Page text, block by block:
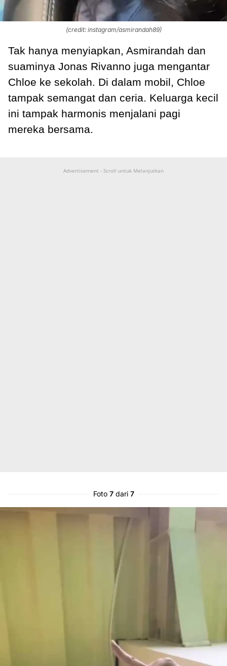
(credit: instagram/asmirandah89)
Tak hanya menyiapkan, Asmirandah dan
suaminya Jonas Rivanno juga mengantar
Chloe ke sekolah. Di dalam mobil, Chloe
tampak semangat dan ceria. Keluarga kecil
ini tampak harmonis menjalani pagi
mereka bersama.
Advertisement - Scroll untuk Melanjutkan
Foto 7dari 7